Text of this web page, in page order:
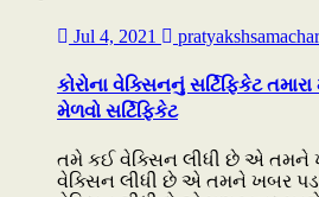
Jul 4, 2021
કોરોના વેક્સિનનું સર્ટિફિકેટ
મેળવો સર્ટિફિકેટ
તમે કઈ વેક્સિન લીધી છે એ તમને
વેક્સિન લીધી છે એ તમને ખબર